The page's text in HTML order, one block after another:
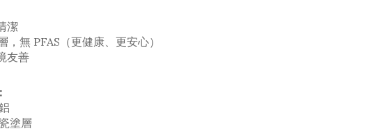
潔
無 PFAS（更健康、更安心）
友善
塗層